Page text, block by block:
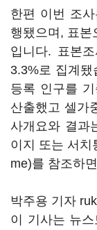
한편 이번 조
행됐으며, 표본
입니다. 표본
3.3%로 집계
등록 인구를 기
산출했고 셀가
사개요와 결과
이지 또는 서치
me)를 참조하
박주용 기자
이 기사는 뉴